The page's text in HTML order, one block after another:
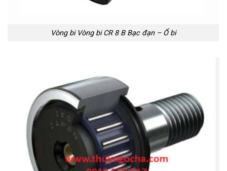
Vòng bi Vòng bi CR 8 B Bạc đạn – Ổ bi